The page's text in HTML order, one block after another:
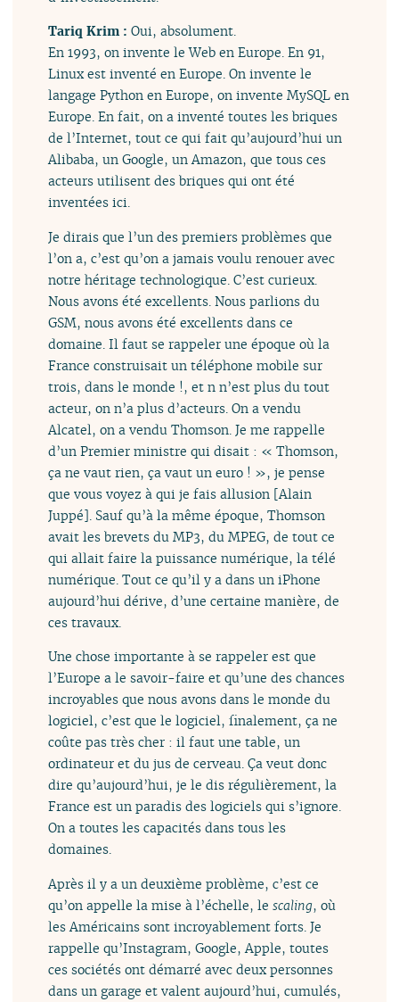
Tariq Krim :Oui, absolument.
En 1993, on invente le Web en Europe. En 91,
Linux est inventé en Europe. On invente le
langage Python en Europe, on invente MySQL en
Europe. En fait, on a inventé toutes les briques
de l’Internet, tout ce qui fait qu’aujourd’hui un
Alibaba, un Google, un Amazon, que tous ces
acteurs utilisent des briques qui ont été
inventées ici.
Je dirais que l’un des premiers problèmes que
l’on a, c’est qu’on a jamais voulu renouer avec
notre héritage technologique. C’est curieux.
Nous avons été excellents. Nous parlions du
GSM, nous avons été excellents dans ce
domaine. Il faut se rappeler une époque où la
France construisait un téléphone mobile sur
trois, dans le monde !, et n n’est plus du tout
acteur, on n’a plus d’acteurs. On a vendu
Alcatel, on a vendu Thomson. Je me rappelle
d’un Premier ministre qui disait : « Thomson,
ça ne vaut rien, ça vaut un euro ! », je pense
que vous voyez à qui je fais allusion [Alain
Juppé]. Sauf qu’à la même époque, Thomson
avait les brevets du MP3, du MPEG, de tout ce
qui allait faire la puissance numérique, la télé
numérique. Tout ce qu’il y a dans un iPhone
aujourd’hui dérive, d’une certaine manière, de
ces travaux.
Une chose importante à se rappeler est que
l’Europe a le savoir-faire et qu’une des chances
incroyables que nous avons dans le monde du
logiciel, c’est que le logiciel, finalement, ça ne
coûte pas très cher : il faut une table, un
ordinateur et du jus de cerveau. Ça veut donc
dire qu’aujourd’hui, je le dis régulièrement, la
France est un paradis des logiciels qui s’ignore.
On a toutes les capacités dans tous les
domaines.
Après il y a un deuxième problème, c’est ce
qu’on appelle la mise à l’échelle, lescaling, où
les Américains sont incroyablement forts. Je
rappelle qu’Instagram, Google, Apple, toutes
ces sociétés ont démarré avec deux personnes
dans un garage et valent aujourd’hui, cumulés,